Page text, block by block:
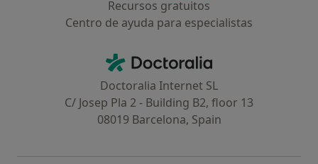
Recursos gratuitos
Centro de ayuda para especialistas
Doctoralia - Página de inicio
Doctoralia Internet SL
C/ Josep Pla 2 - Building B2, floor 13
08019 Barcelona, Spain